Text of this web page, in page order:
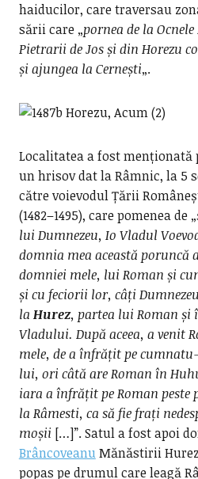
haiducilor, care traversau
sării care „pornea de la
Pietrarii de Jos și din Horezu
și ajungea la Cernești„.
Localitatea a fost
un hrisov dat la Râmnic, la 5
către voievodul Țării
(1482–1495), care pomenea de „
lui Dumnezeu, Io Vladul
domnia mea această poruncă
domniei mele, lui Roman și
și cu feciorii lor, câți
la Hurez, partea lui Roman și
Vladului. După aceea, a venit
mele, de a înfrățit pe
lui, ori câtă are Roman în
iara a înfrățit pe Roman peste
la Râmesti, ca să fie frați
moșii […]”. Satul a fost apoi
BrâncoveanuMănăstirii
popas pe drumul care leagă